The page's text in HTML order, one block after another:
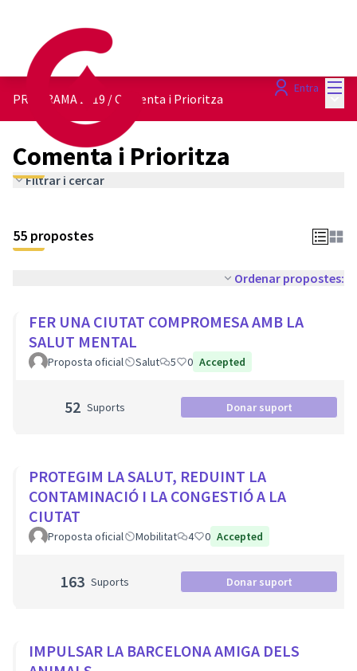
Entra
PROGRAMA 2019 /Comenta i Prioritza
Comenta i Prioritza
Filtrar i cercar
55 propostes
Ordenar propostes:
FER UNA CIUTAT COMPROMESA AMB LA
SALUT MENTAL
Proposta oficial Salut 5 0 Accepted
52 Suports Donar suport
PROTEGIM LA SALUT, REDUINT LA
CONTAMINACIÓ I LA CONGESTIÓ A LA
CIUTAT
Proposta oficial Mobilitat 4 0 Accepted
163 Suports Donar suport
IMPULSAR LA BARCELONA AMIGA DELS